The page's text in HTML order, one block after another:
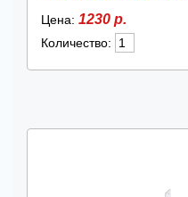
Цена: 1230 р.
Количество: